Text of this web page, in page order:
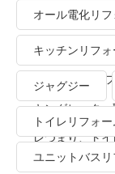
り、トイレ水漏
オール電化リフ
キッチンリフ
ーム 洗面所リ
キングヒータ
レつまり、ト
業者・会社 Ｔ
ジャグジー
トイレリフォー
ユニットバスリ